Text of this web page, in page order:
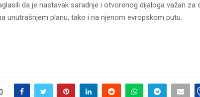
da je nastavak saradnje i otvorenog dijaloga važan za
unutrašnjem planu, tako i na njenom evropskom putu.